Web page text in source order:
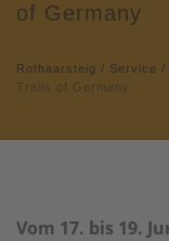
of Germany
Rothaarsteig / Service /
Trails of Germany
Vom 17. bis 19.